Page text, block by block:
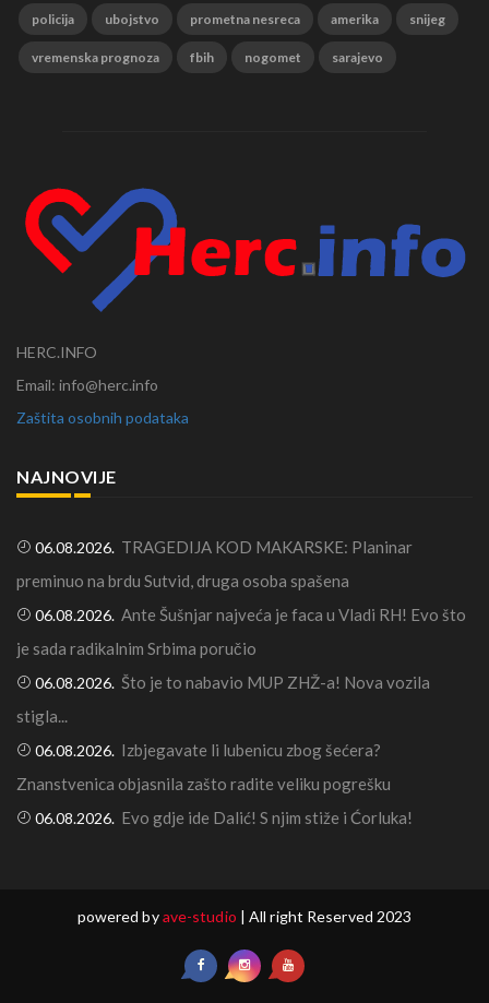
policija ubojstvo prometna nesreca amerika snijeg
vremenska prognoza fbih nogomet sarajevo
HERC.INFO
Email: info@herc.info
Zaštita osobnih podataka
NAJNOVIJE
06.08.2026. TRAGEDIJA KOD MAKARSKE: Planinar
preminuo na brdu Sutvid, druga osoba spašena
06.08.2026. Ante Šušnjar najveća je faca u Vladi RH! Evo što
je sada radikalnim Srbima poručio
06.08.2026. Što je to nabavio MUP ZHŽ-a! Nova vozila
stigla...
06.08.2026. Izbjegavate li lubenicu zbog šećera?
Znanstvenica objasnila zašto radite veliku pogrešku
06.08.2026. Evo gdje ide Dalić! S njim stiže i Ćorluka!
powered byave-studio | All right Reserved 2023